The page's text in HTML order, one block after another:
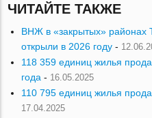
ЧИТАЙТЕ ТАКЖЕ
ВНЖ в «закрытых» районах
открыли в 2026 году -
118 359 единиц жилья
года - 16.05.2025
110 795 единиц жилья
17.04.2025